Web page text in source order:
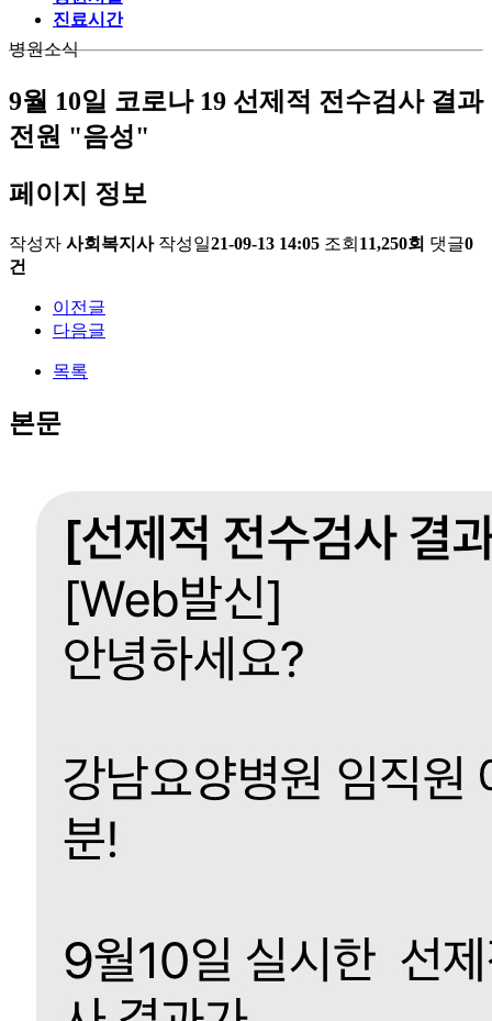
진료시간
병원소식
9월 10일 코로나 19 선제적 전수검사 결과
전원 "음성"
페이지 정보
작성자 사회복지사 작성일21-09-13 14:05 조회 11,250회 댓글0
건
이전글
다음글
목록
본문